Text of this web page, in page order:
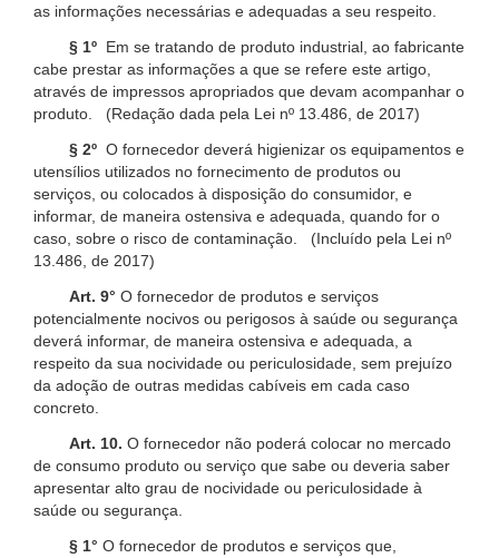
as informações necessárias e adequadas a seu respeito.
§ 1º Em se tratando de produto industrial, ao fabricante
cabe prestar as informações a que se refere este artigo,
através de impressos apropriados que devam acompanhar o
produto. (Redação dada pela Lei nº 13.486, de 2017)
§ 2º O fornecedor deverá higienizar os equipamentos e
utensílios utilizados no fornecimento de produtos ou
serviços, ou colocados à disposição do consumidor, e
informar, de maneira ostensiva e adequada, quando for o
caso, sobre o risco de contaminação. (Incluído pela Lei nº
13.486, de 2017)
Art. 9° O fornecedor de produtos e serviços
potencialmente nocivos ou perigosos à saúde ou segurança
deverá informar, de maneira ostensiva e adequada, a
respeito da sua nocividade ou periculosidade, sem prejuízo
da adoção de outras medidas cabíveis em cada caso
concreto.
Art. 10. O fornecedor não poderá colocar no mercado
de consumo produto ou serviço que sabe ou deveria saber
apresentar alto grau de nocividade ou periculosidade à
saúde ou segurança.
§ 1° O fornecedor de produtos e serviços que,